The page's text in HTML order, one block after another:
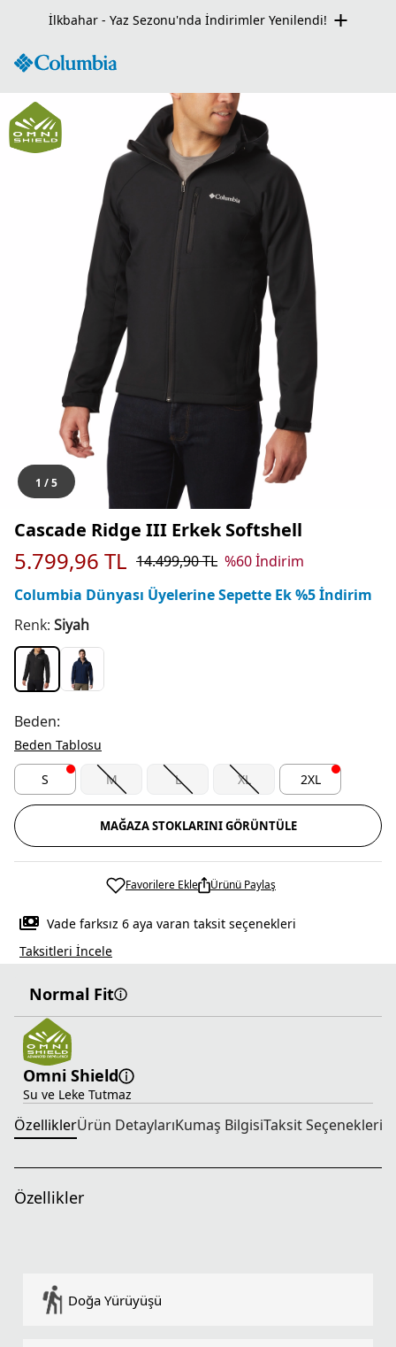
Seçili Ürünlerde Net %50 İndirim Fırsatı!
1 /5
Cascade Ridge III Erkek Softshell
5.799,96 TL 14.499,90TL %60İndirim
Columbia Dünyası Üyelerine Sepette Ek %5 İndirim
Renk: Siyah
Beden:
Beden Tablosu
S M L XL 2XL
MAĞAZA STOKLARINI GÖRÜNTÜLE
Favorilere Ekle Ürünü Paylaş
Vade farksız 6 aya varan taksit seçenekleri
Taksitleri İncele
Normal Fit
Omni Shield
Su ve Leke Tutmaz
ÖzelliklerÜrün DetaylarıKumaş BilgisiTaksit Seçenekleri
Özellikler
Doğa Yürüyüşü